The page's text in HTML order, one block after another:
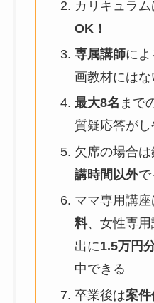
カリキュラム
OK！
専属講師によ
画教材には
最大8名 まで
質疑応答が
欠席の場合は
講時間以外で
ママ専用講座
料、女性専
出に1.5万円
中できる
卒業後は案件